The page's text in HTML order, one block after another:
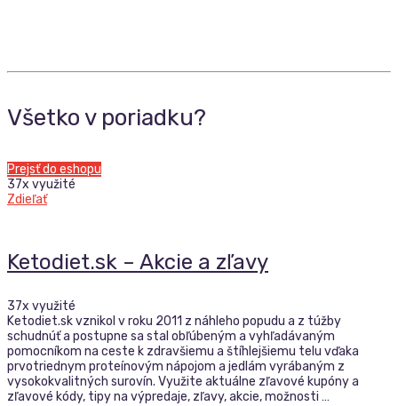
Všetko v poriadku?
Prejsť do eshopu
37x využité
Zdieľať
Ketodiet.sk – Akcie a zľavy
37x využité
Ketodiet.sk vznikol v roku 2011 z náhleho popudu a z túžby
schudnúť a postupne sa stal obľúbeným a vyhľadávaným
pomocníkom na ceste k zdravšiemu a štíhlejšiemu telu vďaka
prvotriednym proteínovým nápojom a jedlám vyrábaným z
vysokokvalitných surovín. Využite aktuálne zľavové kupóny a
zľavové kódy, tipy na výpredaje, zľavy, akcie, možnosti …